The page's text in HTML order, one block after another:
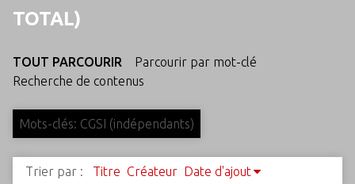
TOTAL)
TOUT PARCOURIR
Parcourir par mot-clé
Recherche de contenus
Mots-clés: CGSI (indépendants)
Trier par : Titre Créateur Date d'ajout